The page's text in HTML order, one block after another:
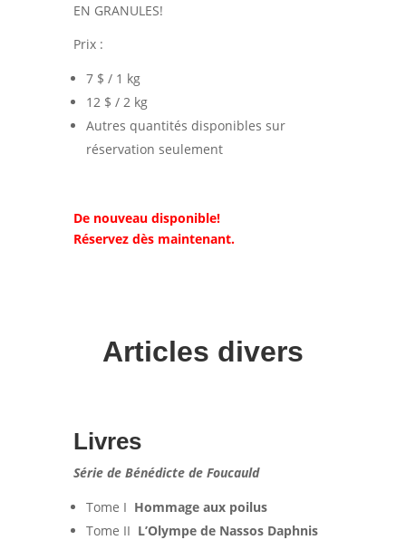
EN GRANULES!
Prix :
7 $ / 1 kg
12 $ / 2 kg
Autres quantités disponibles sur
réservation seulement
De nouveau disponible!
Réservez dès maintenant.
Articles divers
Livres
Série de Bénédicte de Foucauld
Tome I Hommage aux poilus
Tome II L’Olympe de Nassos Daphnis